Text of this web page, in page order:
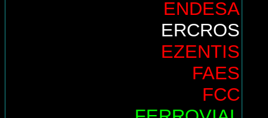
ENDESA
ERCROS
EZENTIS
FAES
FCC